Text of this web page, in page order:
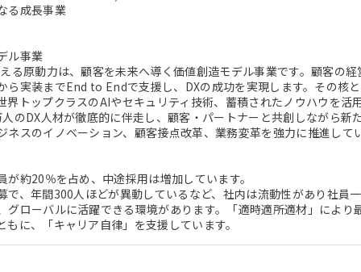
る成長事業
ル事業
る原動力は、顧客を未来へ導く価値創造モデル事業です。顧客の
ら実装までEnd to Endで支援し、DXの成功を実現します。その核
界トップクラスのAIやセキュリティ技術、蓄積されたノウハウを活
のDX人材が徹底的に伴走し、顧客・パートナーと共創しながら
ネスのイノベーション、顧客接点改革、業務変革を強力に推進して
が約20％を占め、中途採用は増加しています。
で、年間300人ほどが異動しているなど、社内は流動性があり社員
グローバルに活躍できる環境があります。「適時適所適材」によ
もに、「キャリア自律」を支援しています。